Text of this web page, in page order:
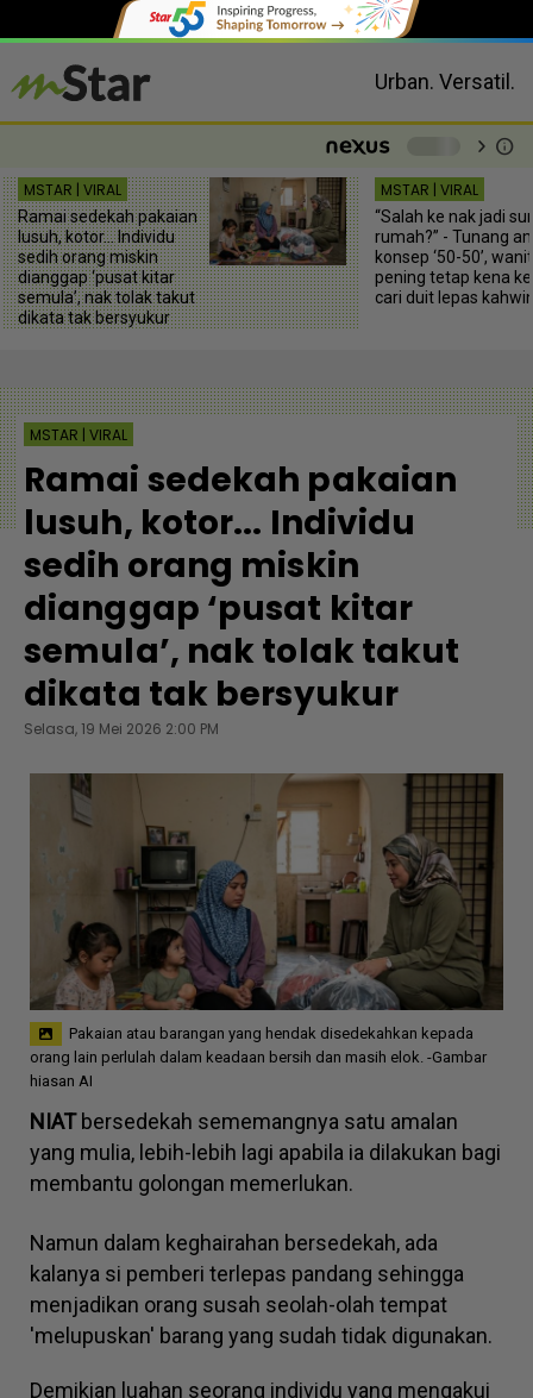
Urban. Versatil.
chevron_right info
MSTAR | VIRAL
Ramai sedekah pakaian
lusuh, kotor... Individu
sedih orang miskin
dianggap ‘pusat kitar
semula’, nak tolak takut
dikata tak bersyukur
MSTAR | VIRAL
“Salah ke nak jadi
rumah?” - Tunang
konsep ‘50-50’,
pening tetap kena
cari duit lepas
MSTAR | VIRAL
Ramai sedekah pakaian
lusuh, kotor... Individu
sedih orang miskin
dianggap ‘pusat kitar
semula’, nak tolak takut
dikata tak bersyukur
Selasa, 19 Mei 2026 2:00 PM
Pakaian atau barangan yang hendak disedekahkan kepada
orang lain perlulah dalam keadaan bersih dan masih elok. -Gambar
hiasan AI
NIATbersedekah sememangnya satu amalan
yang mulia, lebih-lebih lagi apabila ia dilakukan bagi
membantu golongan memerlukan.
Namun dalam keghairahan bersedekah, ada
kalanya si pemberi terlepas pandang sehingga
menjadikan orang susah seolah-olah tempat
'melupuskan' barang yang sudah tidak digunakan.
Demikian luahan seorang individu yang mengakui